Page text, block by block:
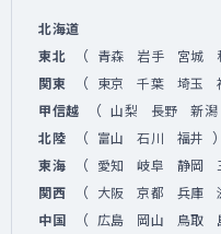
北海道
東北
（ 青森 岩手 宮城
関東 （ 東京 千葉 埼玉
甲信越 （ 山梨 長野 新潟
北陸 （ 富山 石川 福井 ）
東海 （ 愛知 岐阜 静岡
関西 （ 大阪 京都 兵庫
中国 （ 広島 岡山 鳥取